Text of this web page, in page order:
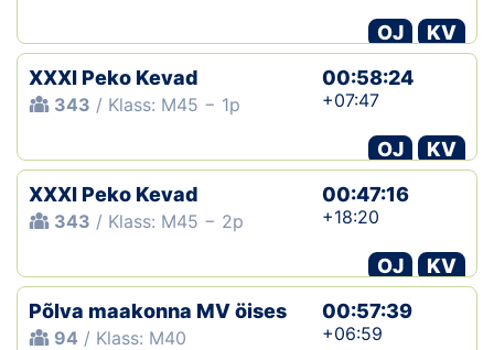
OJ
KV
XXXI Peko Kevad
343 / Klass: M45 − 1p
00:58:24
+07:47
OJ
KV
XXXI Peko Kevad
343 / Klass: M45 − 2p
00:47:16
+18:20
OJ
KV
Põlva maakonna MV öises
94 / Klass: M40
00:57:39
+06:59